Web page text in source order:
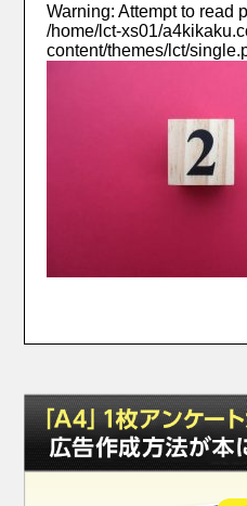
Warning: Attempt to read
/home/lct-xs01/
content/themes/lct/